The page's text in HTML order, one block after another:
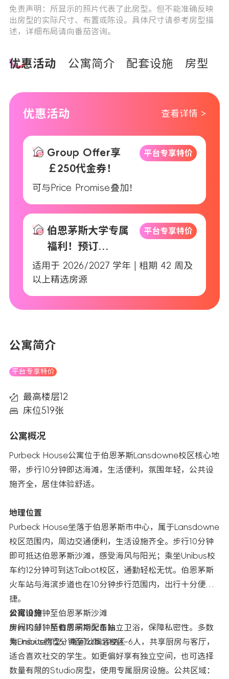
免责声明：所显示的照片代表了此房型。但不能准确反映
出房型的实际尺寸、布置或陈设。具体尺寸请参考房型描
述，详细布局请向番茄咨询。
优惠活动 公寓简介 配套设施 房型
优惠活动 查看详情 >
Group Offer享
￡250代金券！
平台专享特价
可与Price Promise叠加！
伯恩茅斯大学专属
福利！预订
Purbeck House
免费领 UNIBUS
全年巴士通票
平台专享特价
适用于 2026/2027 学年 | 租期 42 周及
以上精选房源
公寓简介
平台专享特价
最高楼层12
床位519张
公寓概况
Purbeck House公寓位于伯恩茅斯Lansdowne校区核心地
带，步行10分钟即达海滩，生活便利，氛围年轻，公共设
施齐全，居住体验舒适。
地理位置
Purbeck House坐落于伯恩茅斯市中心，属于Lansdowne
校区范围内，周边交通便利，生活设施齐全。步行10分钟
即可抵达伯恩茅斯沙滩，感受海风与阳光；乘坐Unibus校
车约12分钟可到达Talbot校区，通勤轻松无忧。伯恩茅斯
火车站与海滨步道也在10分钟步行范围内，出行十分便
捷。
步行10分钟至伯恩茅斯沙滩
步行10分钟至伯恩茅斯火车站
乘Unibus约12分钟至Talbot校区
公寓设施
房间内部：所有房间均配备独立卫浴，保障私密性。多数
为Ensuite房型，每间公寓容纳4–6人，共享厨房与客厅，
适合喜欢社交的学生。如更偏好享有独立空间，也可选择
数量有限的Studio房型，使用专属厨房设施。公共区域：